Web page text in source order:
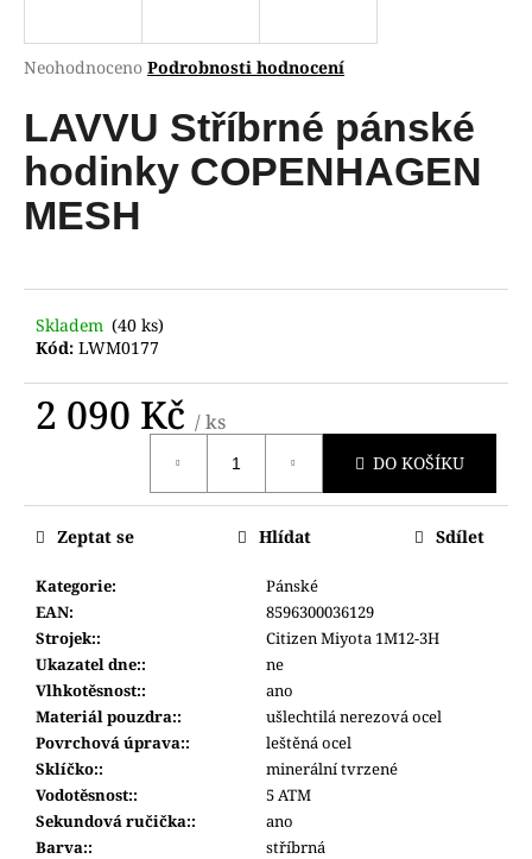
Průměrné
produktu
je
0,0
5
hvězdiček.
Neohodnoceno Podrobnosti hodnocení
LAVVU Stříbrné pánské
hodinky COPENHAGEN
MESH
Skladem (40 ks)
Kód: LWM0177
2 090 Kč / ks
DO KOŠÍKU
Kategorie:
Pánské
EAN:
8596300036129
Strojek::
Citizen Miyota 1M12-3H
Ukazatel dne::
ne
Vlhkotěsnost::
ano
Materiál pouzdra::
ušlechtilá nerezová ocel
Povrchová úprava::
leštěná ocel
Sklíčko::
minerální tvrzené
Vodotěsnost::
5 ATM
Sekundová ručička::
ano
Barva::
stříbrná
Zeptat se Hlídat Sdílet
j
t
?
D
p
u
e
m
e
POLICE
PEWJF0030401
990
Kč